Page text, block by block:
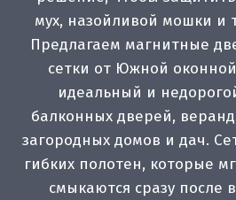
мух, назойливой мошки и
Предлагаем магнитные
сетки от Южной
идеальный и
балконных дверей,
загородных домов и дач.
гибких полотен, которые
смыкаются сразу после